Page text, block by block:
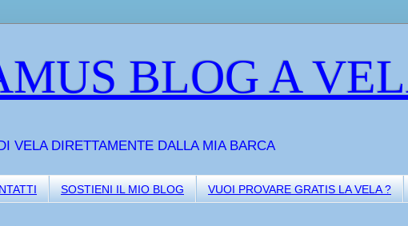
BLOG A
VELA DIRETTAMENTE DALLA MIA BARCA
SOSTIENI IL MIO BLOG VUOI PROVARE GRATIS LA VELA ?